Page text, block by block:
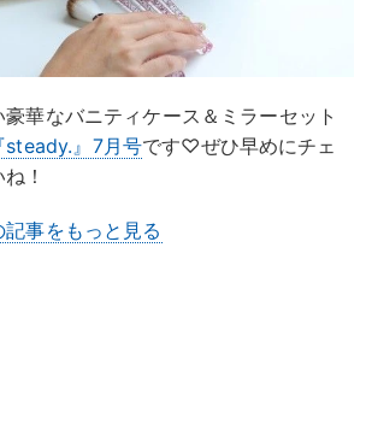
華なバニティケース＆ミラーセット
steady.』7月号です♡ぜひ早めにチェ
！
記事をもっと見る